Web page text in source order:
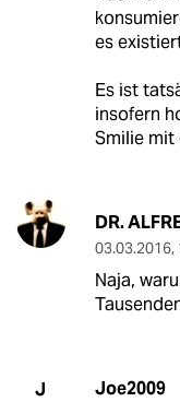
es
Es ist
insofern
Smilie mit
DR.
03.03.2016,
Naja,
J Joe2009